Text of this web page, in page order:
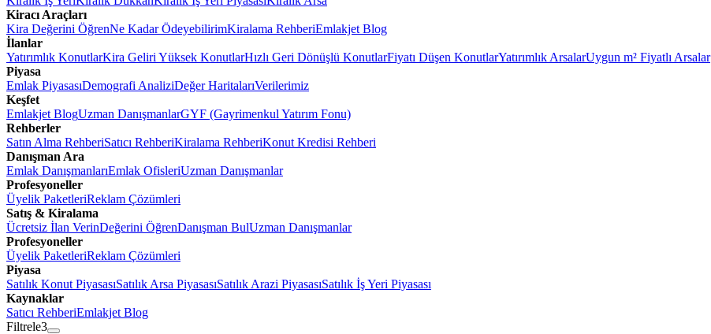
Kiracı Araçları
Kira Değerini ÖğrenNe Kadar ÖdeyebilirimKiralama RehberiEmlakjet Blog
İlanlar
Yatırımlık KonutlarKira Geliri Yüksek KonutlarHızlı Geri Dönüşlü KonutlarFiyatı Düşen KonutlarYatırımlık ArsalarUygun m² Fiyatlı Arsalar
Piyasa
Emlak PiyasasıDemografi AnaliziDeğer HaritalarıVerilerimiz
Keşfet
Emlakjet BlogUzman DanışmanlarGYF (Gayrimenkul Yatırım Fonu)
Rehberler
Satın Alma RehberiSatıcı RehberiKiralama RehberiKonut Kredisi Rehberi
Danışman Ara
Emlak DanışmanlarıEmlak OfisleriUzman Danışmanlar
Profesyoneller
Üyelik PaketleriReklam Çözümleri
Satış & Kiralama
Ücretsiz İlan VerinDeğerini ÖğrenDanışman BulUzman Danışmanlar
Profesyoneller
Üyelik PaketleriReklam Çözümleri
Piyasa
Satılık Konut PiyasasıSatılık Arsa PiyasasıSatılık Arazi PiyasasıSatılık İş Yeri Piyasası
Kaynaklar
Satıcı RehberiEmlakjet Blog
Filtrele3